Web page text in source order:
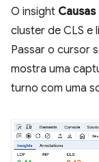
O insight
cluster de CLS e
Passar o cursor
mostra uma
turno com uma